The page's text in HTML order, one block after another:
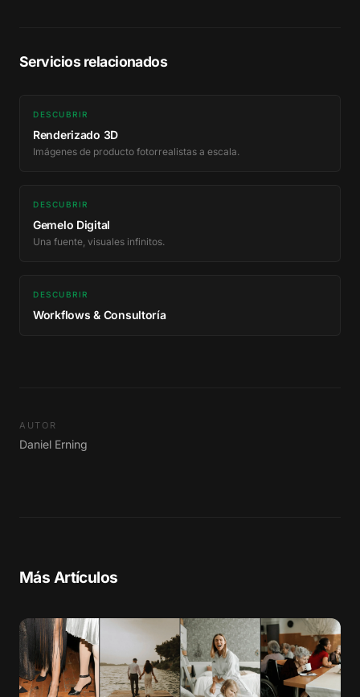
Servicios relacionados
DESCUBRIR
Renderizado 3D
Imágenes de producto fotorrealistas a escala.
DESCUBRIR
Gemelo Digital
Una fuente, visuales infinitos.
DESCUBRIR
Workflows & Consultoría
AUTOR
Daniel Erning
Más Artículos